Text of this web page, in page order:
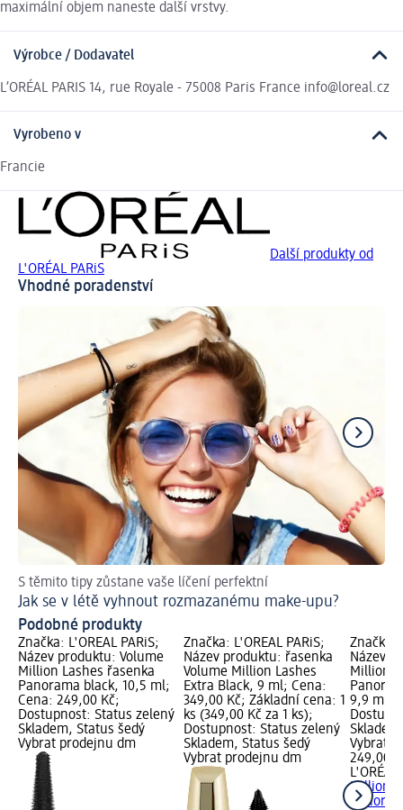
maximální objem naneste další vrstvy.
Výrobce / Dodavatel
L’ORÉAL PARIS 14, rue Royale - 75008 Paris France info@loreal.cz
Vyrobeno v
Francie
Další produkty od
L'ORÉAL PARiS
Vhodné poradenství
S těmito tipy zůstane vaše líčení perfektní
Jak se v létě vyhnout rozmazanému make-upu?
Podobné produkty
Značka: L'ORÉAL PARiS;
Název produktu: Volume
Million Lashes řasenka
Panorama black, 10,5 ml;
Cena: 249,00 Kč;
Dostupnost: Status zelený
Skladem, Status šedý
Vybrat prodejnu dm
Značka: L'ORÉAL PARiS;
Název produktu: řasenka
Volume Million Lashes
Extra Black, 9 ml; Cena:
349,00 Kč; Základní cena: 1
ks (349,00 Kč za 1 ks);
Dostupnost: Status zelený
Skladem, Status šedý
Vybrat prodejnu dm
Značka:
Název
Million
9,9 ml;
Vybrat
249,00
L'ORÉAL
Million